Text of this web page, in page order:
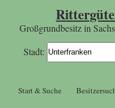
Großgrundbesitz in
Stadt:
Start & Suche